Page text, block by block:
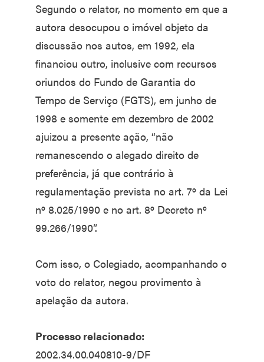
Segundo o relator, no momento em que a
autora desocupou o imóvel objeto da
discussão nos autos, em 1992, ela
financiou outro, inclusive com recursos
oriundos do Fundo de Garantia do
Tempo de Serviço (FGTS), em junho de
1998 e somente em dezembro de 2002
ajuizou a presente ação, “não
remanescendo o alegado direito de
preferência, já que contrário à
regulamentação prevista no art. 7º da Lei
nº 8.025/1990 e no art. 8º Decreto nº
99.266/1990”.
Com isso, o Colegiado, acompanhando o
voto do relator, negou provimento à
apelação da autora.
Processo relacionado:
2002.34.00.040810-9/DF